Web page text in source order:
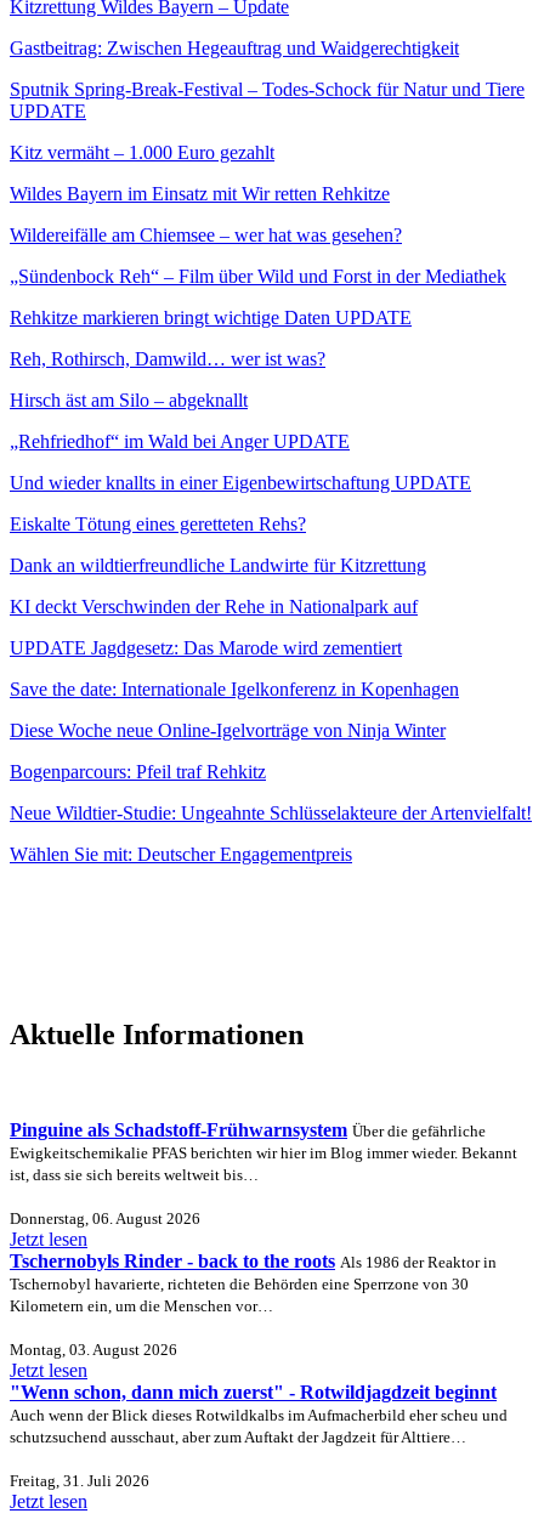
Kitzrettung Wildes Bayern – Update
Gastbeitrag: Zwischen Hegeauftrag und Waidgerechtigkeit
Sputnik Spring-Break-Festival – Todes-Schock für Natur und Tiere
UPDATE
Kitz vermäht – 1.000 Euro gezahlt
Wildes Bayern im Einsatz mit Wir retten Rehkitze
Wildereifälle am Chiemsee – wer hat was gesehen?
„Sündenbock Reh“ – Film über Wild und Forst in der Mediathek
Rehkitze markieren bringt wichtige Daten UPDATE
Reh, Rothirsch, Damwild… wer ist was?
Hirsch äst am Silo – abgeknallt
„Rehfriedhof“ im Wald bei Anger UPDATE
Und wieder knallts in einer Eigenbewirtschaftung UPDATE
Eiskalte Tötung eines geretteten Rehs?
Dank an wildtierfreundliche Landwirte für Kitzrettung
KI deckt Verschwinden der Rehe in Nationalpark auf
UPDATE Jagdgesetz: Das Marode wird zementiert
Save the date: Internationale Igelkonferenz in Kopenhagen
Diese Woche neue Online-Igelvorträge von Ninja Winter
Bogenparcours: Pfeil traf Rehkitz
Neue Wildtier-Studie: Ungeahnte Schlüsselakteure der Artenvielfalt!
Wählen Sie mit: Deutscher Engagementpreis
Aktuelle Informationen
Pinguine als Schadstoff-Frühwarnsystem Über die gefährliche
Ewigkeitschemikalie PFAS berichten wir hier im Blog immer wieder. Bekannt
ist, dass sie sich bereits weltweit bis…
Donnerstag, 06. August 2026
Jetzt lesen
Tschernobyls Rinder - back to the roots Als 1986 der Reaktor in
Tschernobyl havarierte, richteten die Behörden eine Sperrzone von 30
Kilometern ein, um die Menschen vor…
Montag, 03. August 2026
Jetzt lesen
"Wenn schon, dann mich zuerst" - Rotwildjagdzeit beginnt
Auch wenn der Blick dieses Rotwildkalbs im Aufmacherbild eher scheu und
schutzsuchend ausschaut, aber zum Auftakt der Jagdzeit für Alttiere…
Freitag, 31. Juli 2026
Jetzt lesen